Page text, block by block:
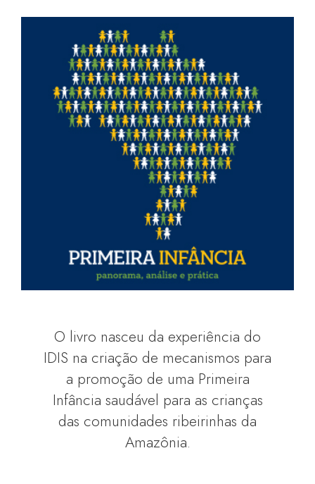
O livro nasceu da experiência do
IDIS na criação de mecanismos para
a promoção de uma Primeira
Infância saudável para as crianças
das comunidades ribeirinhas da
Amazônia.